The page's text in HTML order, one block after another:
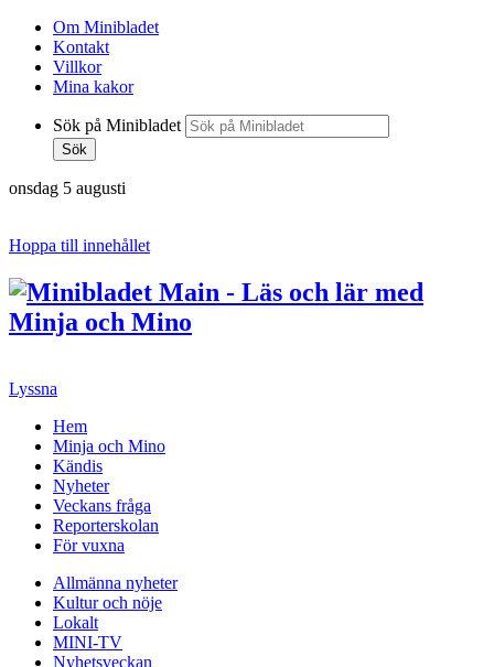
Om Minibladet
Kontakt
Villkor
Mina kakor
Sök på Minibladet
Sök
onsdag 5 augusti
Hoppa till innehållet
Lyssna
Hem
Minja och Mino
Kändis
Nyheter
Veckans fråga
Reporterskolan
För vuxna
Allmänna nyheter
Kultur och nöje
Lokalt
MINI-TV
Nyhetsveckan